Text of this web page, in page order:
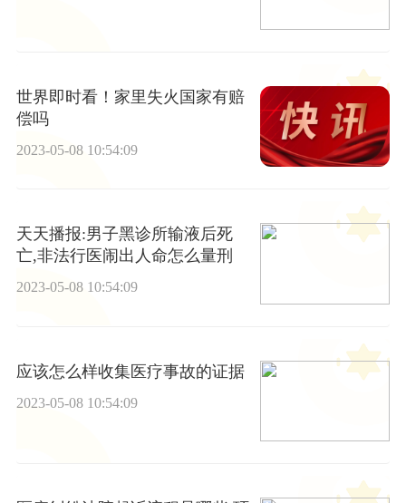
世界即时看！家里失火国家有赔
偿吗
2023-05-08 10:54:09
天天播报:男子黑诊所输液后死
亡,非法行医闹出人命怎么量刑
2023-05-08 10:54:09
应该怎么样收集医疗事故的证据
2023-05-08 10:54:09